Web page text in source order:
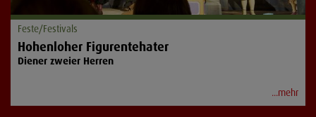
Feste/Festivals
Hohenloher Figurentehater
Diener zweier Herren
...mehr